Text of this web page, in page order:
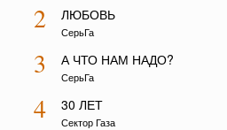
2 ЛЮБОВЬ
СерьГа
3 А ЧТО НАМ НАДО?
СерьГа
4 30 ЛЕТ
Сектор Газа